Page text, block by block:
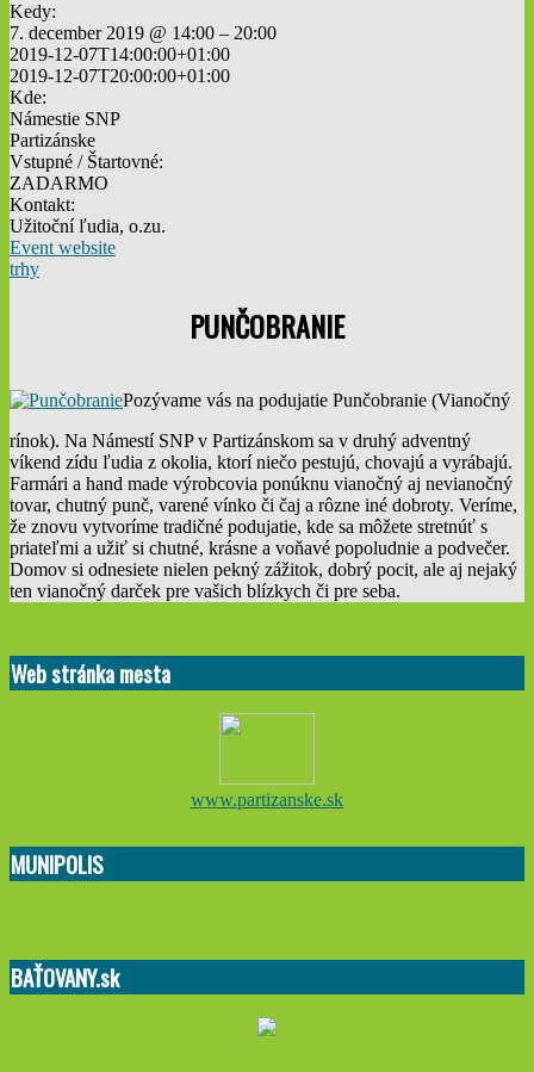
Kedy:
7. december 2019 @ 14:00 – 20:00
2019-12-07T14:00:00+01:00
2019-12-07T20:00:00+01:00
Kde:
Námestie SNP
Partizánske
Vstupné / Štartovné:
ZADARMO
Kontakt:
Užitoční ľudia, o.zu.
Event website
trhy
PUNČOBRANIE
Pozývame vás na podujatie Punčobranie (Vianočný
rínok). Na Námestí SNP v Partizánskom sa v druhý adventný
víkend zídu ľudia z okolia, ktorí niečo pestujú, chovajú a vyrábajú.
Farmári a hand made výrobcovia ponúknu vianočný aj nevianočný
tovar, chutný punč, varené vínko či čaj a rôzne iné dobroty. Veríme,
že znovu vytvoríme tradičné podujatie, kde sa môžete stretnúť s
priateľmi a užiť si chutné, krásne a voňavé popoludnie a podvečer.
Domov si odnesiete nielen pekný zážitok, dobrý pocit, ale aj nejaký
ten vianočný darček pre vašich blízkych či pre seba.
10-
15
Web stránka mesta
www.partizanske.sk
MUNIPOLIS
BAŤOVANY.sk